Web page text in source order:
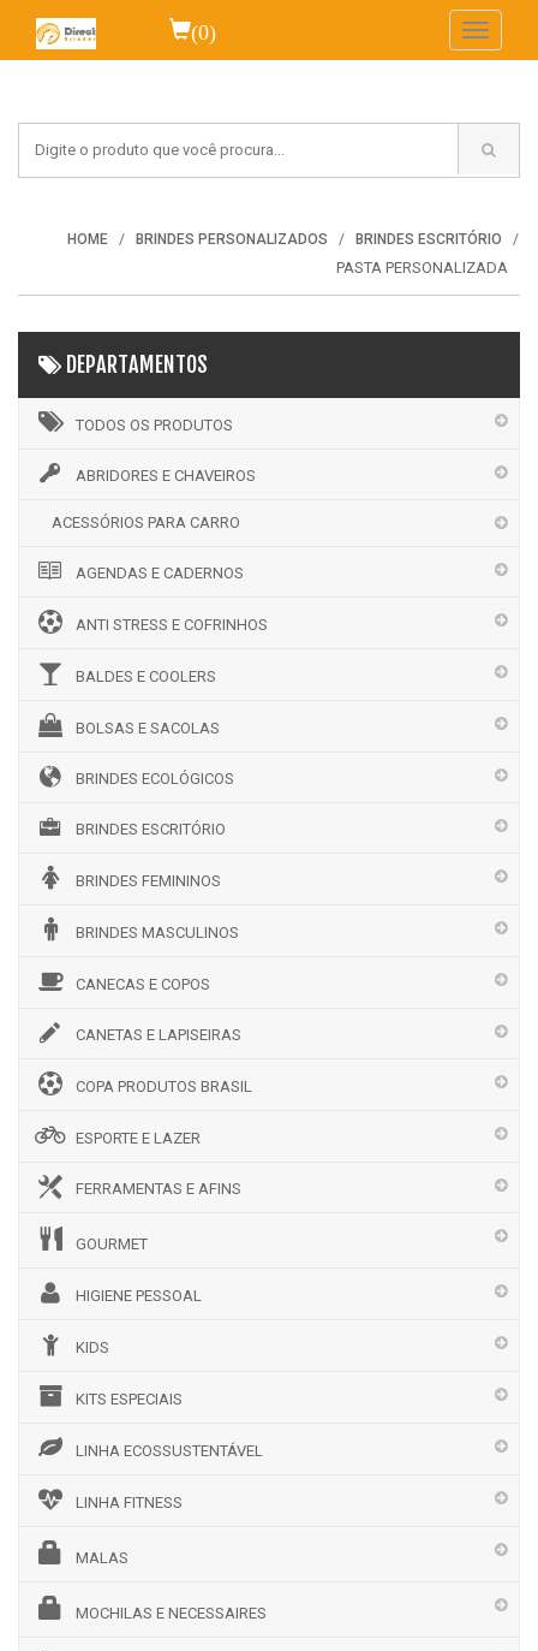
(0)
Toggle
HOME BRINDES PERSONALIZADOS BRINDES ESCRITÓRIO
PASTA PERSONALIZADA
DEPARTAMENTOS
TODOS OS PRODUTOS
ABRIDORES E CHAVEIROS
ACESSÓRIOS PARA CARRO
AGENDAS E CADERNOS
ANTI STRESS E COFRINHOS
BALDES E COOLERS
BOLSAS E SACOLAS
BRINDES ECOLÓGICOS
BRINDES ESCRITÓRIO
BRINDES FEMININOS
BRINDES MASCULINOS
CANECAS E COPOS
CANETAS E LAPISEIRAS
COPA PRODUTOS BRASIL
ESPORTE E LAZER
FERRAMENTAS E AFINS
GOURMET
HIGIENE PESSOAL
KIDS
KITS ESPECIAIS
LINHA ECOSSUSTENTÁVEL
LINHA FITNESS
MALAS
MOCHILAS E NECESSAIRES